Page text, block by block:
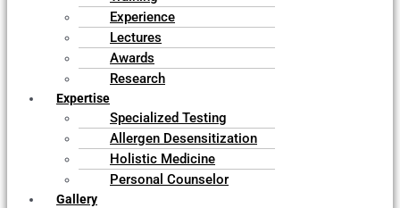
Experience
Lectures
Awards
Research
Expertise
Specialized Testing
Allergen Desensitization
Holistic Medicine
Personal Counselor
Gallery